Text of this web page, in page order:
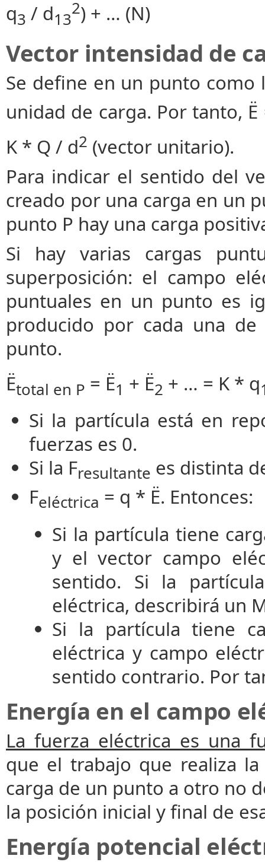
q3 / d13
2) + … (N)
Vector intensidad de
Se define en un punto como
unidad de carga. Por tanto, Ë
K * Q / d2 (vector unitario).
Para indicar el sentido del
creado por una carga en un
punto P hay una carga
Si hay varias cargas
superposición: el campo
puntuales en un punto es
producido por cada una
punto.
Ëtotal en P = Ë1 + Ë2 + … = K * q
Si la partícula está en
fuerzas es 0.
Si la Fresultante es distinta
Feléctrica = q * Ë. Entonces:
Si la partícula tiene
y el vector campo
sentido. Si la
eléctrica, describirá un
Si la partícula tiene
eléctrica y campo
sentido contrario. Por
Energía en el campo
La fuerza eléctrica es una
que el trabajo que realiza
carga de un punto a otro no
la posición inicial y final de
Energía potencial